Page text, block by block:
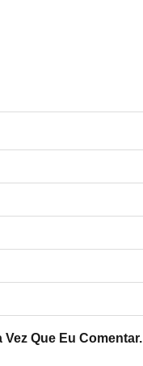
Que Eu Comentar.